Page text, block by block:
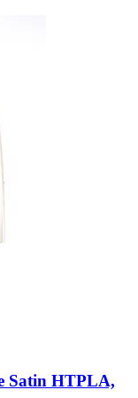
Satin HTPLA,